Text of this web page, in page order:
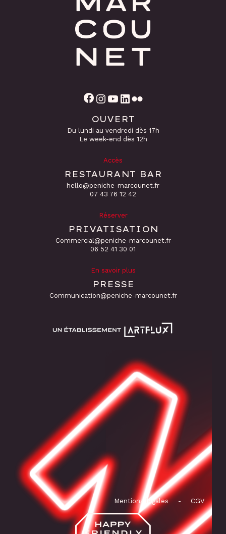
Facebook Instagram YouTube
OUVERT
Du lundi au vendredi dès 17h
Le week-end dès 12h
Accès
RESTAURANT BAR
hello@peniche-marcounet.fr
‭07 43 76 12 42
Réserver
PRIVATISATION
Commercial@peniche-marcounet.fr
06 52 41 30 01
En savoir plus
PRESSE
Communication@peniche-marcounet.fr
Mentions légales - CGV